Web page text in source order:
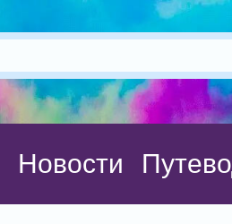
Новости